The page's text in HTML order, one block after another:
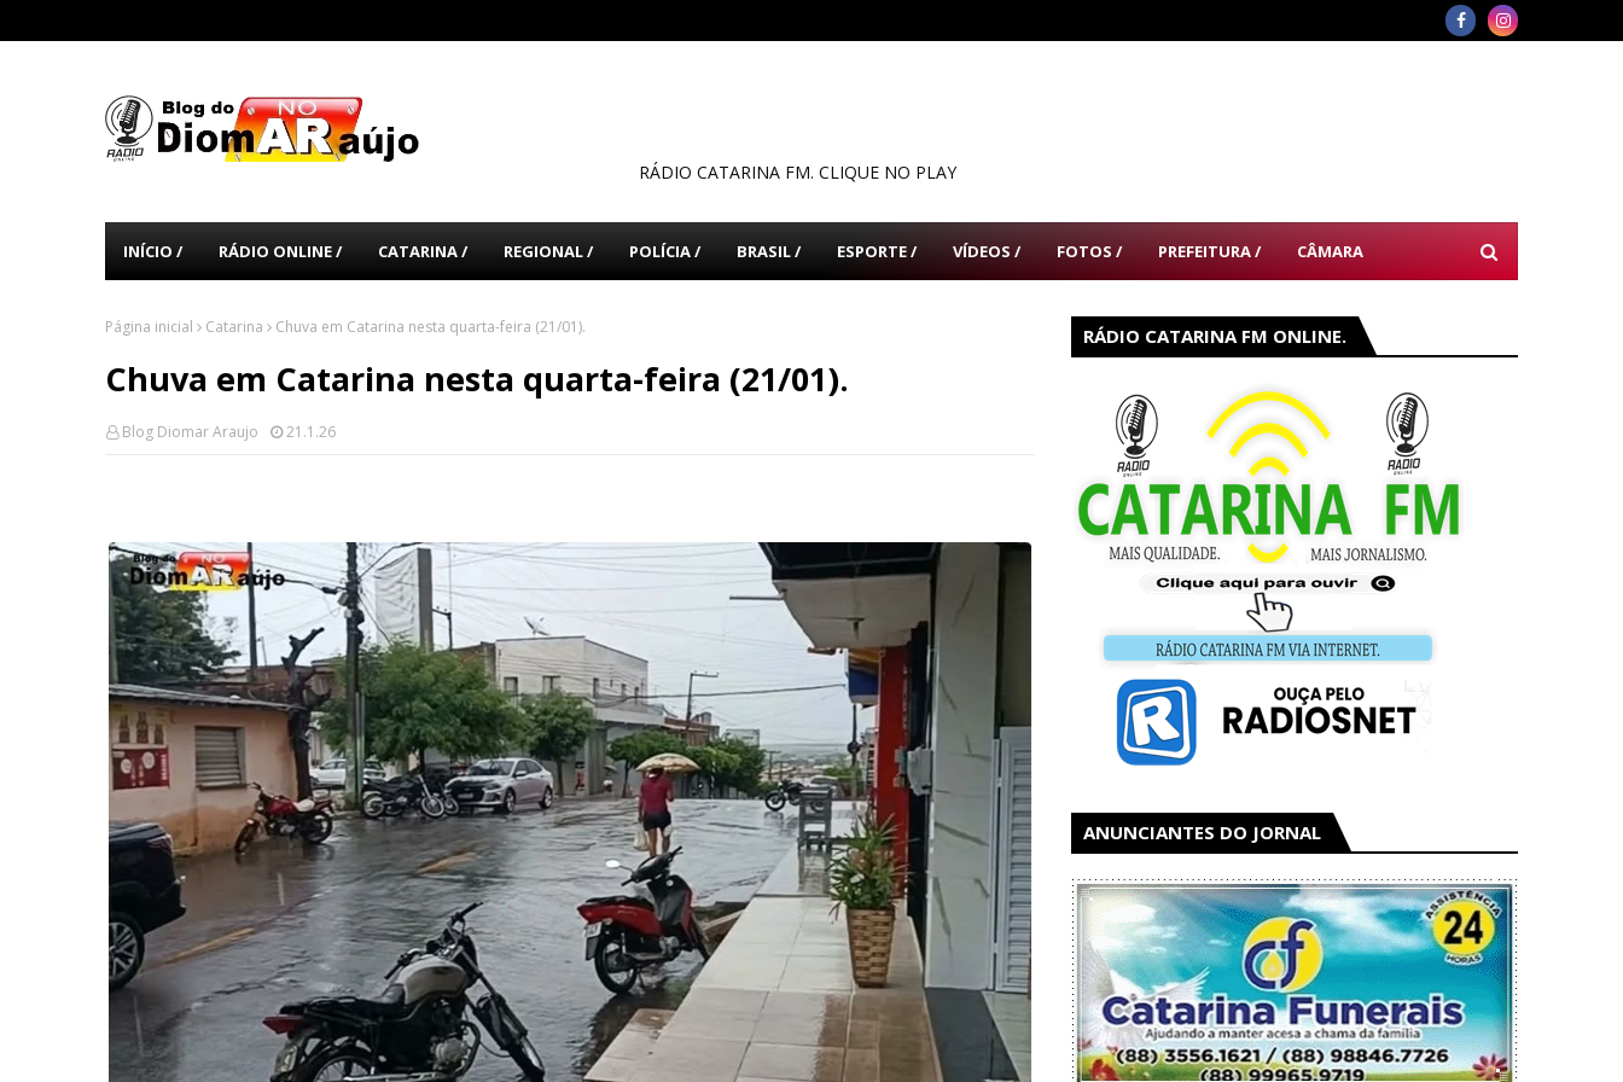
RÁDIO CATARINA FM. CLIQUE NO PLAY
INÍCIO / RÁDIO ONLINE / CATARINA / REGIONAL / POLÍCIA / BRASIL / ESPORTE / VÍDEOS / FOTOS / PREFEITURA / CÂMARA
Página inicial Catarina Chuva em Catarina nesta quarta-feira (21/01).
Chuva em Catarina nesta quarta-feira (21/01).
Blog Diomar Araujo 21.1.26
RÁDIO CATARINA FM ONLINE.
ANUNCIANTES DO JORNAL